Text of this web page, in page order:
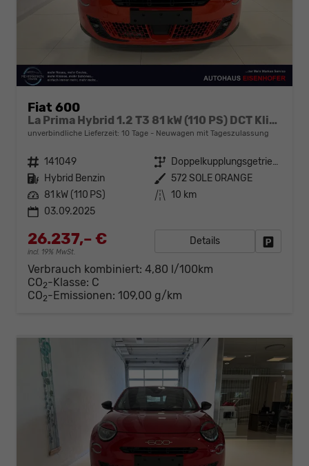
Fiat 600
La Prima Hybrid 1.2 T3 81 kW (110 PS) DCT Klimaautomatik, Massagesitz, Sitzheizung, elektrisch verstellbarer Fahrersitz, Radio, DAB, Apple CarPlay, Android Auto, Navigationssystem, 18 Zoll Leichtmetallfelgen, uvm.
unverbindliche Lieferzeit: 10 Tage Neuwagen mit Tageszulassung
Fahrzeugnr. 141049 Getriebe
Doppelkupplungsgetriebe (DSG)
Kraftstoff Hybrid Benzin Außenfarbe 572 SOLE ORANGE
Leistung 81 kW (110 PS) Kilometerstand 10 km
03.09.2025
26.237,– €
incl. 19% MwSt.
Details
Verbrauch kombiniert: 4,80 l/100km
CO2-Klasse: C
CO2-Emissionen: 109,00 g/km